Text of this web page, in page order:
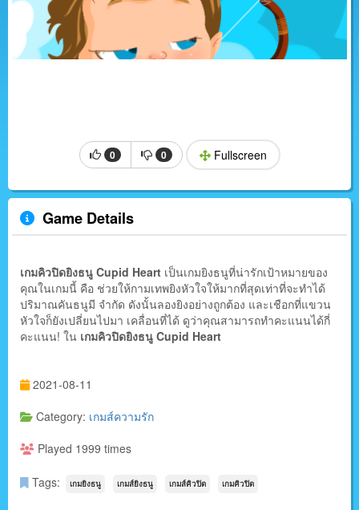
0 0 Fullscreen
Game Details
เกมคิวปิดยิงธนู Cupid Heart เป็นเกมยิงธนูที่น่ารักเป้าหมายของ
คุณในเกมนี้ คือ ช่วยให้กามเทพยิงหัวใจให้มากที่สุดเท่าที่จะทำได้
ปริมาณคันธนูมี จำกัด ดังนั้นลองยิงอย่างถูกต้อง และเชือกที่แขวน
หัวใจก็ยังเปลี่ยนไปมา เคลื่อนที่ได้ ดูว่าคุณสามารถทำคะแนนได้กี่
คะแนน! ใน เกมคิวปิดยิงธนู Cupid Heart
2021-08-11
Category: เกมส์ความรัก
Played 1999 times
Tags: เกมยิงธนู เกมส์ยิงธนู เกมส์คิวปิด เกมคิวปิด